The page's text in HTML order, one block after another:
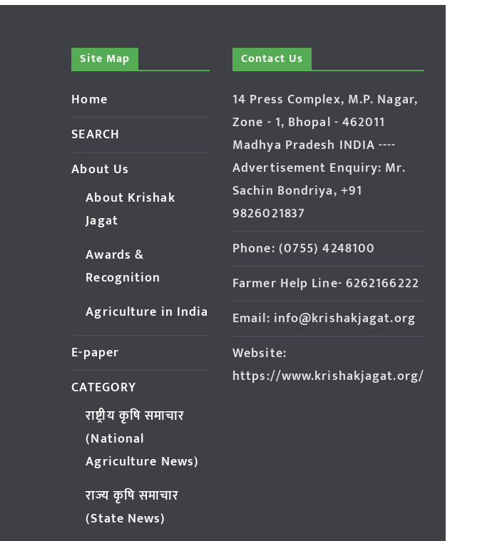
Site Map
Home
SEARCH
About Us
About Krishak
Jagat
Awards &
Recognition
Agriculture in India
E-paper
CATEGORY
राष्ट्रीय कृषि समाचार
(National
Agriculture News)
राज्य कृषि समाचार
(State News)
Contact Us
14 Press Complex, M.P. Nagar,
Zone - 1, Bhopal - 462011
Madhya Pradesh INDIA ----
Advertisement Enquiry: Mr.
Sachin Bondriya, +91
9826021837
Phone: (0755) 4248100
Farmer Help Line- 6262166222
Email: info@krishakjagat.org
Website:
https://www.krishakjagat.org/